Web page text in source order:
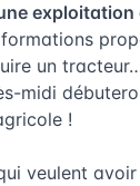
exploitation
un
midi
!
veulent